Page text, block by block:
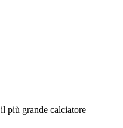
il più grande calciatore